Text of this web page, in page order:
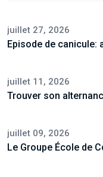
juillet 27, 2026
Episode de canicule:
juillet 11, 2026
Trouver son
juillet 09, 2026
Le Groupe École de